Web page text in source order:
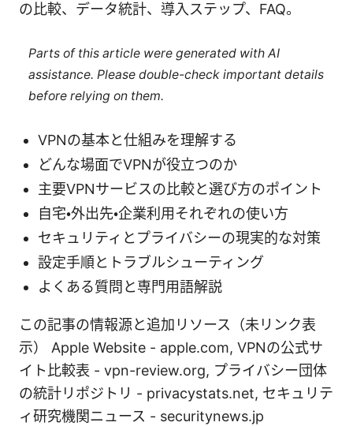
の比較、データ統計、導入ステップ、FAQ。
Parts of this article were generated with AI
assistance. Please double-check important details
before relying on them.
VPNの基本と仕組みを理解する
どんな場面でVPNが役立つのか
主要VPNサービスの比較と選び方のポイント
自宅・外出先・企業利用それぞれの使い方
セキュリティとプライバシーの現実的な対策
設定手順とトラブルシューティング
よくある質問と専門用語解説
この記事の情報源と追加リソース（未リンク表
示） Apple Website - apple.com, VPNの公式サ
イト比較表 - vpn-review.org, プライバシー団体
の統計リポジトリ - privacystats.net, セキュリテ
ィ研究機関ニュース - securitynews.jp